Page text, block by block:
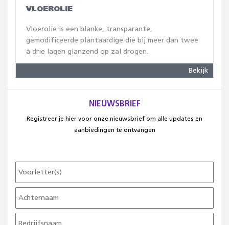
VLOEROLIE
Vloerolie is een blanke, transparante,
gemodificeerde plantaardige die bij meer dan twee
à drie lagen glanzend op zal drogen.
Bekijk
NIEUWSBRIEF
Registreer je hier voor onze nieuwsbrief om alle updates en
aanbiedingen te ontvangen